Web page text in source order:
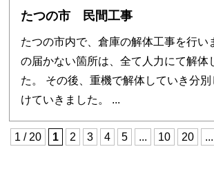
たつの市 民間工事
たつの市内で、倉庫の解体工事を行い
の届かない箇所は、全て人力にて解体
た。 その後、重機で解体していき分
けていきました。 ...
1 / 20 1 2 3 4 5 ... 10 20 ...